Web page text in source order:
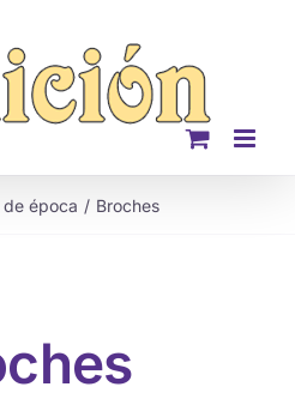
época Broches